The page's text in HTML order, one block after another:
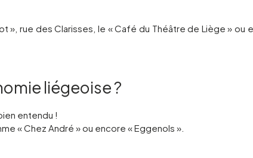
», rue des Clarisses, le « Café du Théâtre de Liège » ou
liégeoise ?
entendu !
« Chez André » ou encore « Eggenols ».